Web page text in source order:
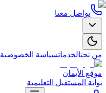
تواصل معنا
من نحنالخدماتسياسة الخصوصية
موقع الأيمان
بوابة المستقبل التعليمية